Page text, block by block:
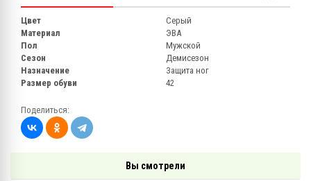
Цвет
Серый
Материал
ЭВА
Пол
Мужской
Сезон
Демисезон
Назначение
Защита ног
Размер обуви
42
Поделиться:
Вы смотрели